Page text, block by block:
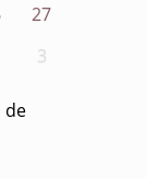
27
3
de